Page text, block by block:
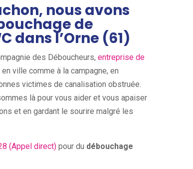
nous avons
de
dans l’Orne (61)
des Déboucheurs,entreprise de
ville comme à la campagne, en
victimes de canalisation obstruée.
là pour vous aider et vous apaiser
et en gardant le sourire malgré les
(Appel direct) pour du débouchage